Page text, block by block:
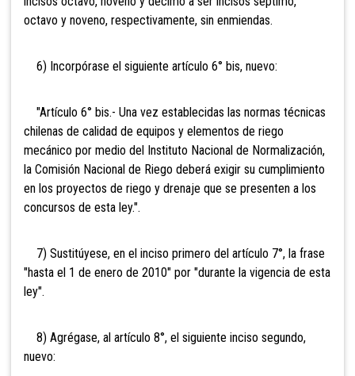
octavo y noveno, respectivamente, sin enmiendas.
6) Incorpórase el siguiente artículo 6° bis, nuevo:
"Artículo 6° bis.- Una vez establecidas las normas técnicas
chilenas de calidad de equipos y elementos de riego
mecánico por medio del Instituto Nacional de Normalización,
la Comisión Nacional de Riego deberá exigir su cumplimiento
en los proyectos de riego y drenaje que se presenten a los
concursos de esta ley.".
7) Sustitúyese, en el inciso primero del artículo 7°, la frase
"hasta el 1 de enero de 2010" por "durante la vigencia de esta
ley".
8) Agrégase, al artículo 8°, el siguiente inciso segundo,
nuevo: